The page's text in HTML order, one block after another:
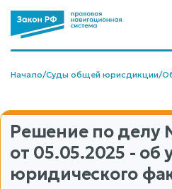
Начало/Суды общей юрисдикции/
Решение по делу
от 05.05.2025 - об
юридического